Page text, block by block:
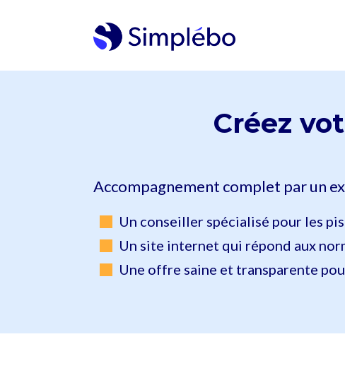
Créez
Accompagnement complet par un
Un conseiller spécialisé pour les
Un site internet qui répond aux
Une offre saine et transparente